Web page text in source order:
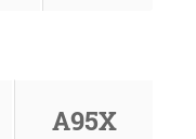
A95X